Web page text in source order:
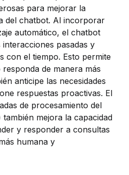
para mejorar la
del chatbot. Al incorporar
automático, el chatbot
pasadas y
con el tiempo. Esto permite
de manera más
anticipe las necesidades
respuestas proactivas. El
de procesamiento del
mejora la capacidad
y responder a consultas
humana y